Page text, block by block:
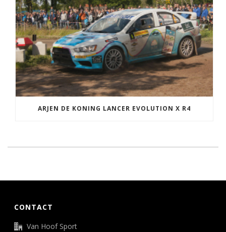
ARJEN DE KONING LANCER EVOLUTION X R4
CONTACT
Van Hoof Sport